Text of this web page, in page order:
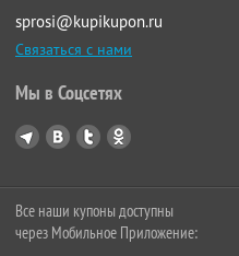
sprosi@kupikupon.ru
Связаться с нами
Мы в Соцсетях
Все наши купоны доступны
через Мобильное Приложение: